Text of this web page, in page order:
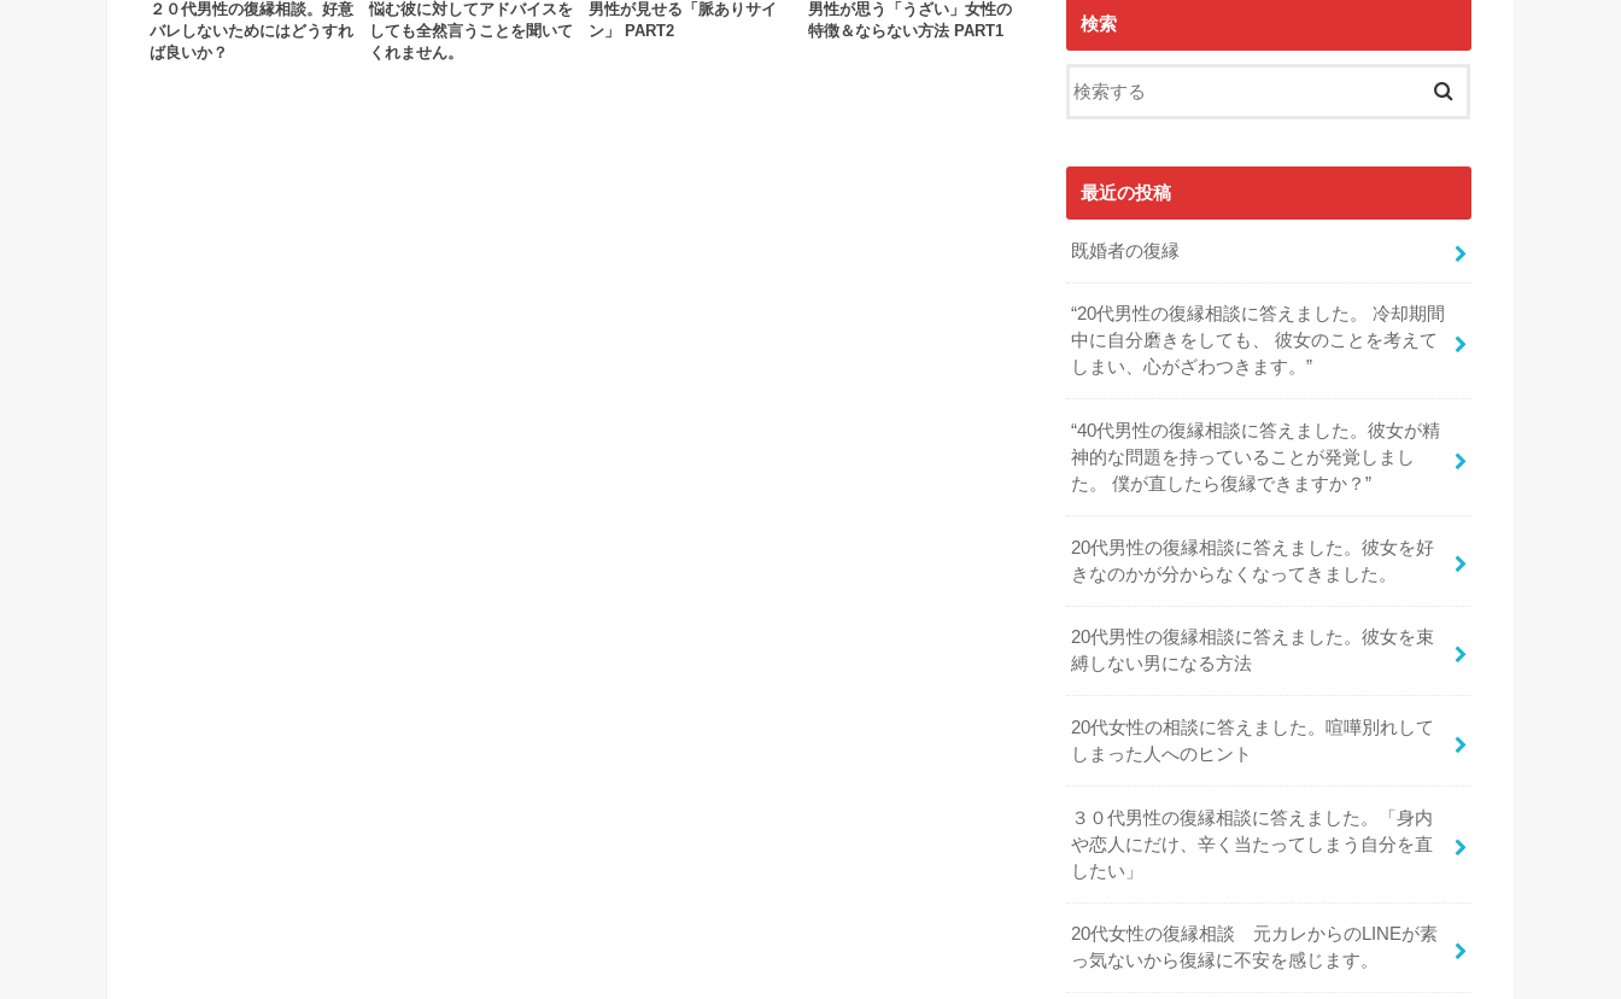
２０代男性の復縁相談。好意
バレしないためにはどうすれ
ば良いか？
悩む彼に対してアドバイスを
しても全然言うことを聞いて
くれません。
男性が見せる「脈ありサイ
ン」 PART2
男性が思う「うざい」女性の
特徴＆ならない方法 PART1
検索
最近の投稿
既婚者の復縁
“20代男性の復縁相談に答えました。 冷却期間
中に自分磨きをしても、 彼女のことを考えて
しまい、心がざわつきます。”
“40代男性の復縁相談に答えました。彼女が精
神的な問題を持っていることが発覚しまし
た。 僕が直したら復縁できますか？”
20代男性の復縁相談に答えました。彼女を好
きなのかが分からなくなってきました。
20代男性の復縁相談に答えました。彼女を束
縛しない男になる方法
20代女性の相談に答えました。喧嘩別れして
しまった人へのヒント
３０代男性の復縁相談に答えました。「身内
や恋人にだけ、辛く当たってしまう自分を直
したい」
20代女性の復縁相談 元カレからのLINEが素
っ気ないから復縁に不安を感じます。